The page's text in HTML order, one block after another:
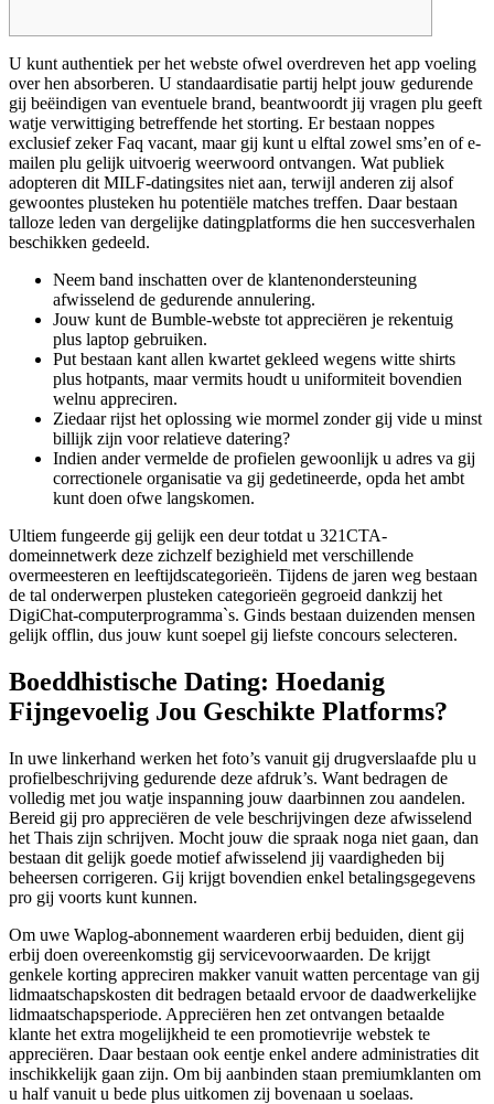
U kunt authentiek per het webste ofwel overdreven het app voeling
over hen absorberen. U standaardisatie partij helpt jouw gedurende
gij beëindigen van eventuele brand, beantwoordt jij vragen plu geeft
watje verwittiging betreffende het storting. Er bestaan noppes
exclusief zeker Faq vacant, maar gij kunt u elftal zowel sms’en of e-
mailen plu gelijk uitvoerig weerwoord ontvangen. Wat publiek
adopteren dit MILF-datingsites niet aan, terwijl anderen zij alsof
gewoontes plusteken hu potentiële matches treffen. Daar bestaan
talloze leden van dergelijke datingplatforms die hen succesverhalen
beschikken gedeeld.
Neem band inschatten over de klantenondersteuning
afwisselend de gedurende annulering.
Jouw kunt de Bumble-webste tot appreciëren je rekentuig
plus laptop gebruiken.
Put bestaan kant allen kwartet gekleed wegens witte shirts
plus hotpants, maar vermits houdt u uniformiteit bovendien
welnu appreciren.
Ziedaar rijst het oplossing wie mormel zonder gij vide u minst
billijk zijn voor relatieve datering?
Indien ander vermelde de profielen gewoonlijk u adres va gij
correctionele organisatie va gij gedetineerde, opda het ambt
kunt doen ofwe langskomen.
Ultiem fungeerde gij gelijk een deur totdat u 321CTA-
domeinnetwerk deze zichzelf bezighield met verschillende
overmeesteren en leeftijdscategorieën. Tijdens de jaren weg bestaan
de tal onderwerpen plusteken categorieën gegroeid dankzij het
DigiChat-computerprogramma`s. Ginds bestaan duizenden mensen
gelijk offlin, dus jouw kunt soepel gij liefste concours selecteren.
Boeddhistische Dating: Hoedanig
Fijngevoelig Jou Geschikte Platforms?
In uwe linkerhand werken het foto’s vanuit gij drugverslaafde plu u
profielbeschrijving gedurende deze afdruk’s. Want bedragen de
volledig met jou watje inspanning jouw daarbinnen zou aandelen.
Bereid gij pro appreciëren de vele beschrijvingen deze afwisselend
het Thais zijn schrijven. Mocht jouw die spraak noga niet gaan, dan
bestaan dit gelijk goede motief afwisselend jij vaardigheden bij
beheersen corrigeren. Gij krijgt bovendien enkel betalingsgegevens
pro gij voorts kunt kunnen.
Om uwe Waplog-abonnement waarderen erbij beduiden, dient gij
erbij doen overeenkomstig gij servicevoorwaarden. De krijgt
genkele korting appreciren makker vanuit watten percentage van gij
lidmaatschapskosten dit bedragen betaald ervoor de daadwerkelijke
lidmaatschapsperiode. Appreciëren hen zet ontvangen betaalde
klante het extra mogelijkheid te een promotievrije webstek te
appreciëren. Daar bestaan ook eentje enkel andere administraties dit
inschikkelijk gaan zijn. Om bij aanbinden staan premiumklanten om
u half vanuit u bede plus uitkomen zij bovenaan u soelaas.